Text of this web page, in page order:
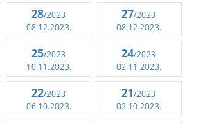
28/2023
08.12.2023.
27/2023
08.12.2023.
25/2023
10.11.2023.
24/2023
02.11.2023.
22/2023
06.10.2023.
21/2023
02.10.2023.